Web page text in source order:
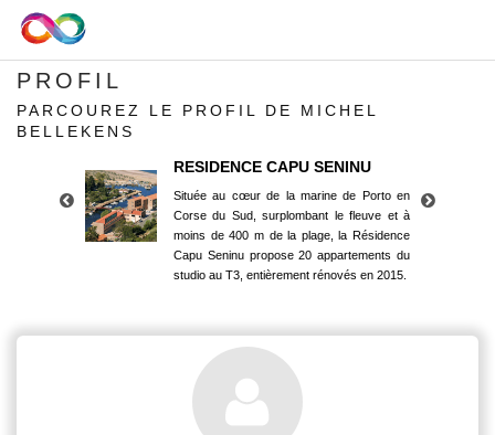
PROFIL
PARCOUREZ LE PROFIL DE MICHEL
BELLEKENS
RESIDENCE CAPU SENINU
Située au cœur de la marine de Porto en
Corse du Sud, surplombant le fleuve et à
moins de 400 m de la plage, la Résidence
Capu Seninu propose 20 appartements du
studio au T3, entièrement rénovés en 2015.
Corse du Sud, surplombant le fleuve et à
moins de 400 m de la plage, la Résidence
Capu Seninu propose 20 appartements du
studio au T3, entièrement rénovés en 2015.